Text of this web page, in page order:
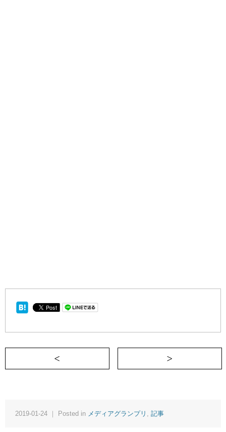
＜ 自分アップデートセンター
2019-01-24 ｜ Posted in メディアグランプリ , 記事